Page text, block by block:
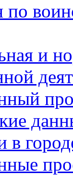
и
в